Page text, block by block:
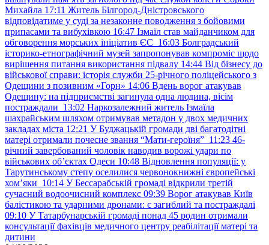
Михайла 17:11 Житель Білгород-Дністровського
відповідатиме у суді за незаконне поводження з бойовими
припасами та вибухівкою 16:47 Ізмаїл став майданчиком для
обговорення морських ініціатив ЄС 16:03 Болградський
історико-етнографічний музей запропонував компроміс щодо
вирішення питання використання підвалу 14:44 Від бізнесу до
військової справи: історія служби 25-річного поліцейського з
Одещини з позивним «Горн» 14:06 Вдень ворог атакував
Одещину: на підприємстві загинула одна людина, вісім
постраждали 13:02 Наркозалежний житель Ізмаїла
шахрайським шляхом отримував метадон у двох медичних
закладах міста 12:21 У Буджацькій громади дві багатодітні
матері отримали почесне звання “Мати-героїня” 11:23 46-
річний завербований чоловік наводив ворожі удари по
військових обʼєктах Одеси 10:48 Відновлення популяції: у
Тарутинському степу оселилися червонокнижні європейські
хом’яки 10:14 У Бессарабській громаді відкрили третій
сучасний водоочисний комплекс 09:39 Ворог атакував Київ
балістикою та ударними дронами: є загиблий та постраждалі
09:10 У Татарбунарській громаді понад 45 родин отримали
консультації фахівців медичного центру реабілітації матері та
дитини